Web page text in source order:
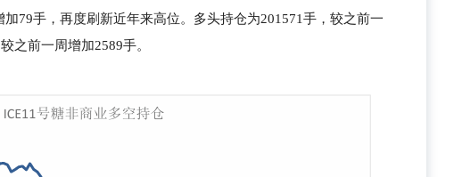
79手，再度刷新近年来高位。多头持仓为201571手，较之前一
之前一周增加2589手。